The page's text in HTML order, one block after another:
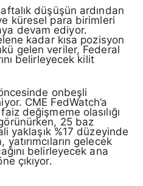
düşüşün ardından
küresel para birimleri
devam ediyor.
kadar kısa pozisyon
gelen veriler, Federal
belirleyecek kilit
onbeşli
CME FedWatch’a
değişmeme olasılığı
25 baz
yaklaşık %17 düzeyinde
gelecek
belirleyecek ana
çıkıyor.